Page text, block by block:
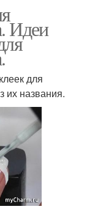
Идеи
для
их названия.